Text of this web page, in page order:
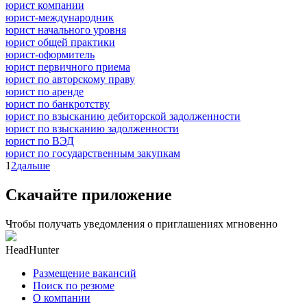
юрист компании
юрист-международник
юрист начального уровня
юрист общей практики
юрист-оформитель
юрист первичного приема
юрист по авторскому праву
юрист по аренде
юрист по банкротству
юрист по взысканию дебиторской задолженности
юрист по взысканию задолженности
юрист по ВЭД
юрист по государственным закупкам
1 2дальше
Скачайте приложение
Чтобы получать уведомления о приглашениях мгновенно
HeadHunter
Размещение вакансий
Поиск по резюме
О компании